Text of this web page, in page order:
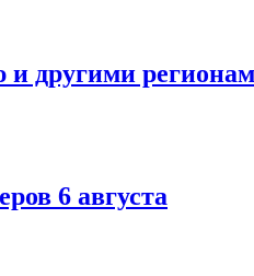
другими
6 августа